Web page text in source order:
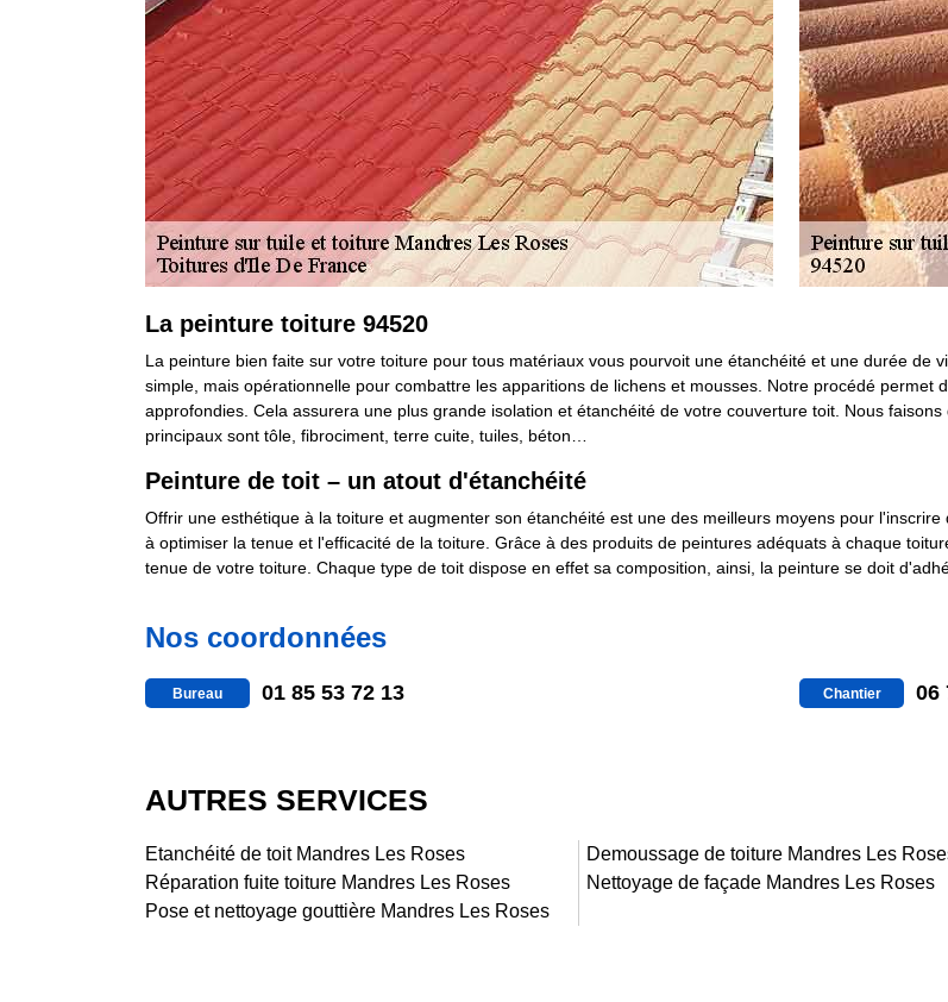
La peinture toiture 94520
La peinture bien faite sur votre toiture pour tous matériaux vous pourvoit une étanchéité et une durée de
simple, mais opérationnelle pour combattre les apparitions de lichens et mousses. Notre procédé
approfondies. Cela assurera une plus grande isolation et étanchéité de votre couverture toit. Nous
principaux sont tôle, fibrociment, terre cuite, tuiles, béton…
Peinture de toit – un atout d'étanchéité
Offrir une esthétique à la toiture et augmenter son étanchéité est une des meilleurs moyens pour
à optimiser la tenue et l'efficacité de la toiture. Grâce à des produits de peintures adéquats à chaque
tenue de votre toiture. Chaque type de toit dispose en effet sa composition, ainsi, la peinture se doit
Nos coordonnées
Bureau 01 85 53 72 13 Chantier 06
AUTRES SERVICES
Etanchéité de toit Mandres Les Roses
Réparation fuite toiture Mandres Les Roses
Pose et nettoyage gouttière Mandres Les Roses
Demoussage de toiture Mandres Les
Nettoyage de façade Mandres Les Roses